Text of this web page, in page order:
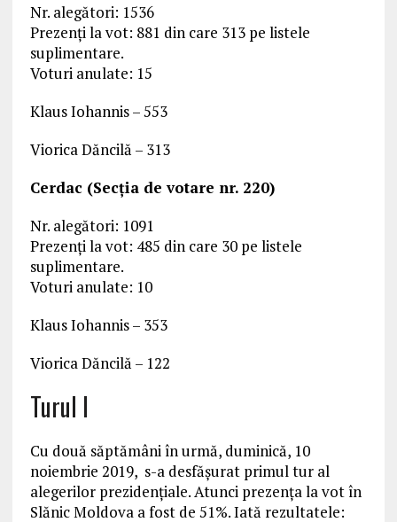
Nr. alegători: 1536
Prezenți la vot: 881 din care 313 pe listele
suplimentare.
Voturi anulate: 15
Klaus Iohannis – 553
Viorica Dăncilă – 313
Cerdac (Secția de votare nr. 220)
Nr. alegători: 1091
Prezenți la vot: 485 din care 30 pe listele
suplimentare.
Voturi anulate: 10
Klaus Iohannis – 353
Viorica Dăncilă – 122
Turul I
Cu două săptămâni în urmă, duminică, 10
noiembrie 2019, s-a desfășurat primul tur al
alegerilor prezidențiale. Atunci prezența la vot în
Slănic Moldova a fost de 51%. Iată rezultatele: